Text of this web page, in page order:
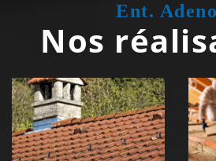
Ent.
Nos
Couvreur
zingueur 39
Jura